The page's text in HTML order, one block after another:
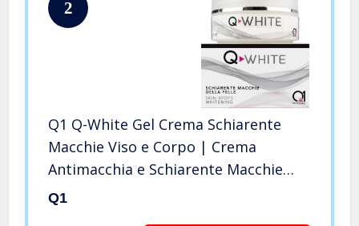
2
Q1 Q-White Gel Crema Schiarente
Macchie Viso e Corpo | Crema
Antimacchia e Schiarente Macchie
Viso, per Rimozione delle Macchie più
Q1